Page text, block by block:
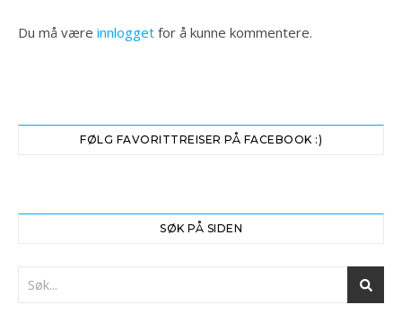
Du må være innlogget for å kunne kommentere.
FØLG FAVORITTREISER PÅ FACEBOOK :)
SØK PÅ SIDEN